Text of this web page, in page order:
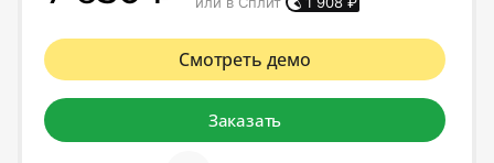
Смотреть демо
Заказать